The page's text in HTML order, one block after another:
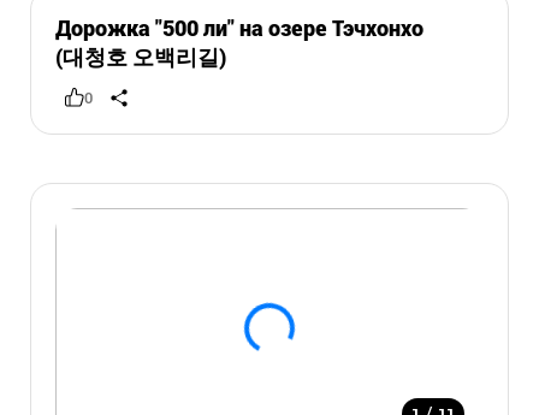
Дорожка "500 ли" на озере Тэчхонхо
(대청호 오백리길)
0